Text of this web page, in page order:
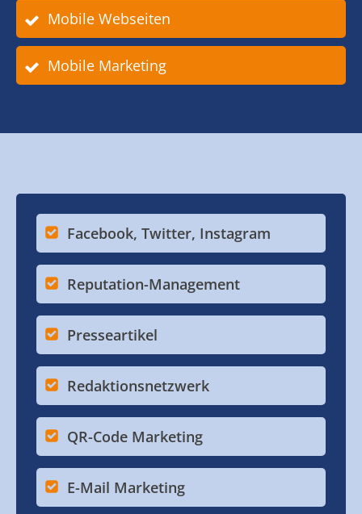
Mobile Webseiten
Mobile Marketing
Facebook, Twitter, Instagram
Reputation-Management
Presseartikel
Redaktionsnetzwerk
QR-Code Marketing
E-Mail Marketing